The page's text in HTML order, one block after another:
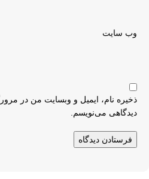
وب‌ سایت
ذخیره نام، ایمیل و وبسایت من در
دیدگاهی می‌نویسم.